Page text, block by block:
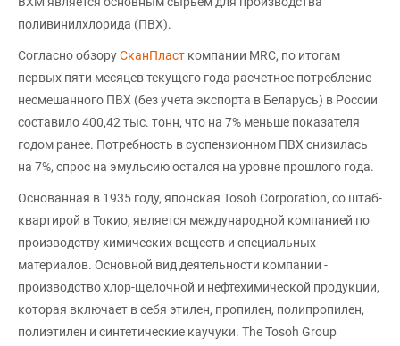
поливинилхлорида (ПВХ).
Согласно обзоруСканПласт компании MRC, по итогам
первых пяти месяцев текущего года расчетное потребление
несмешанного ПВХ (без учета экспорта в Беларусь) в России
составило 400,42 тыс. тонн, что на 7% меньше показателя
годом ранее. Потребность в суспензионном ПВХ снизилась
на 7%, спрос на эмульсию остался на уровне прошлого года.
Основанная в 1935 году, японская Tosoh Corporation, со штаб-
квартирой в Токио, является международной компанией по
производству химических веществ и специальных
материалов. Основной вид деятельности компании -
производство хлор-щелочной и нефтехимической продукции,
которая включает в себя этилен, пропилен, полипропилен,
полиэтилен и синтетические каучуки. The Tosoh Group